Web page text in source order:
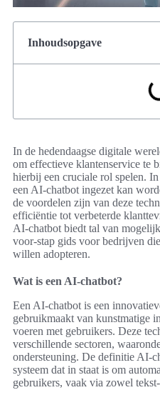
Inhoudsopgave
In de hedendaagse digitale
om effectieve klantenservice te
hierbij een cruciale rol spelen.
een AI-chatbot ingezet kan
de voordelen zijn van deze
efficiëntie tot verbeterde
AI-chatbot biedt tal van
voor-stap gids voor bedrijven
willen adopteren.
Wat is een AI-chatbot?
Een AI-chatbot is een
gebruikmaakt van kunstmatige
voeren met gebruikers. Deze
verschillende sectoren,
ondersteuning. De definitie AI-
systeem dat in staat is om
gebruikers, vaak via zowel